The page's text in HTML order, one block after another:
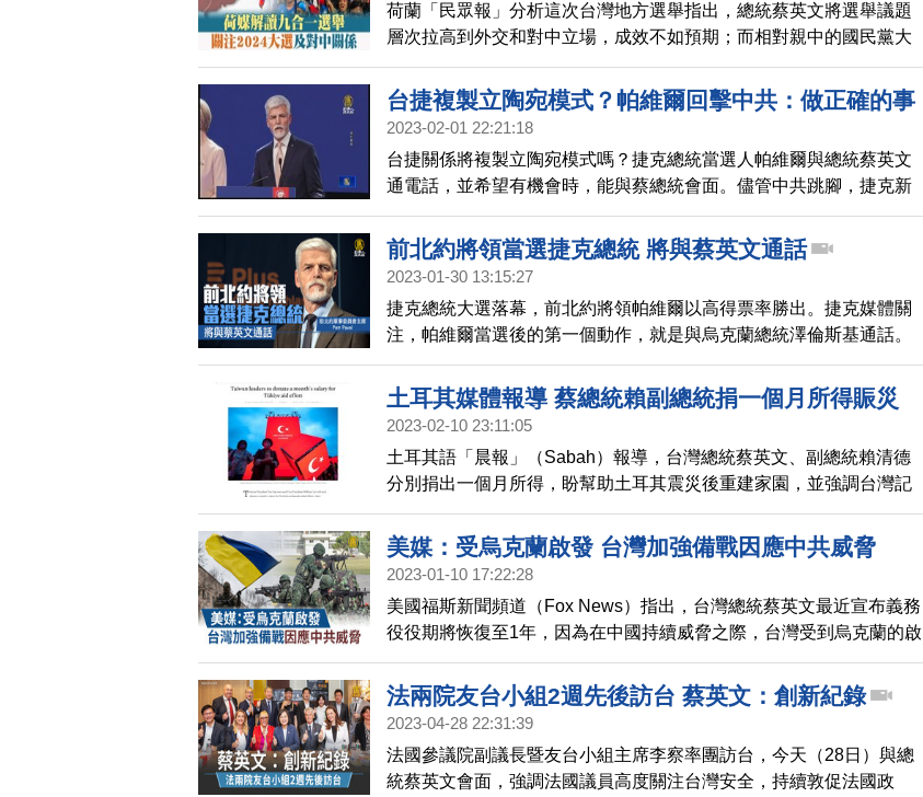
荷蘭「民眾報」分析這次台灣地方選舉指出，總統蔡英文將選舉議題
層次拉高到外交和對中立場，成效不如預期；而相對親中的國民黨大
勝有利2024年總統大選，若再勝出，對台灣未來影響重大。
台捷複製立陶宛模式？帕維爾回擊中共：做正確的事
2023-02-01 22:21:18
台捷關係將複製立陶宛模式嗎？捷克總統當選人帕維爾與總統蔡英文
通電話，並希望有機會時，能與蔡總統會面。儘管中共跳腳，捷克新
總統帕維爾31日推文回應，他理解中共對他和台灣的對話有意見，但
「捷克是個主權國家，做我們認為正確的事情」。帕維爾更進一步強
調，台灣是民主國家，並與捷克擁有共同價值觀及重要的貿易關係，
前北約將領當選捷克總統 將與蔡英文通話
2023-01-30 13:15:27
捷克總統大選落幕，前北約將領帕維爾以高得票率勝出。捷克媒體關
注，帕維爾當選後的第一個動作，就是與烏克蘭總統澤倫斯基通話。
在外交上，帕維爾比現任總統澤曼更親西方，尤其主張對俄羅斯和中
共強硬，支持繼續軍援烏克蘭；過去，帕維爾也發表過友台言論，帕
維爾的發言人告訴法新社，帕維爾預定在30日與蔡英文總統通話。
土耳其媒體報導 蔡總統賴副總統捐一個月所得賑災
2023-02-10 23:11:05
土耳其語「晨報」（Sabah）報導，台灣總統蔡英文、副總統賴清德
分別捐出一個月所得，盼幫助土耳其震災後重建家園，並強調台灣記
得「土耳其是第一個幫助我們的國家之一」。
美媒：受烏克蘭啟發 台灣加強備戰因應中共威脅
2023-01-10 17:22:28
美國福斯新聞頻道（Fox News）指出，台灣總統蔡英文最近宣布義務
役役期將恢復至1年，因為在中國持續威脅之際，台灣受到烏克蘭的啟
發，正尋求加強軍事備戰能力。
法兩院友台小組2週先後訪台 蔡英文：創新紀錄
2023-04-28 22:31:39
法國參議院副議長暨友台小組主席李察率團訪台，今天（28日）與總
統蔡英文會面，強調法國議員高度關注台灣安全，持續敦促法國政